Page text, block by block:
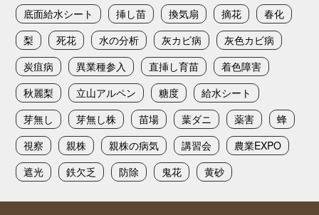
底面給水シート
挿し苗 換気扇 摘花
春化
梨
死花 水の分析 灰カビ病
灰色カビ病
炭疽病
異業種参入 直挿し育苗
着色障害
秋麗梨
立山アルペン 糖度
給水シート
芽無し
芽無し株 苗場 葉ダニ 薬害
蜂
視察
親株 親株の病気 講習会
農業EXPO
遮光
鉄欠乏 防除 鬼花 黄砂